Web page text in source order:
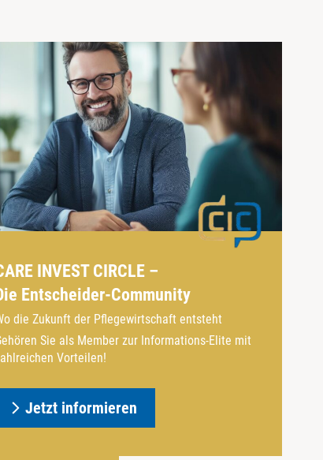
INVEST CIRCLE –
Entscheider-Community
die Zukunft der Pflegewirtschaft entsteht
Sie als Member zur Informations-Elite mit
Vorteilen!
Jetzt informieren